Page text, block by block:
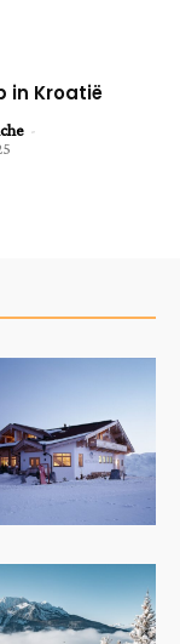
in Kroatië
-